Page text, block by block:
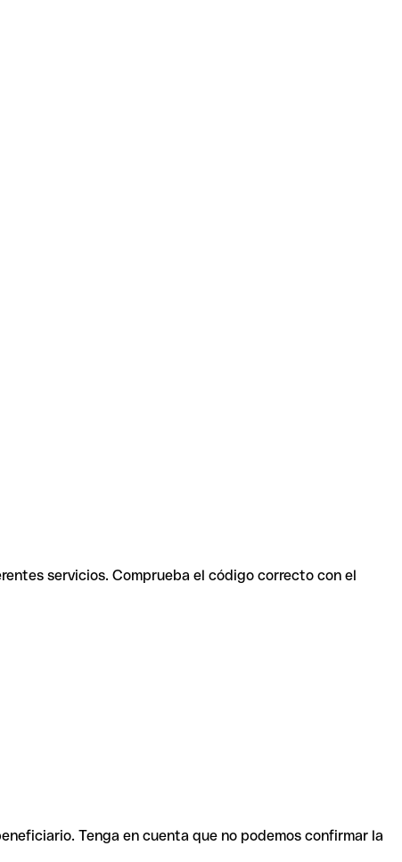
servicios. Comprueba el código correcto con el
Tenga en cuenta que no podemos confirmar la